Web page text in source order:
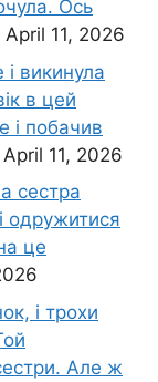
Ось
April 11, 2026
викинула
в цей
і побачив
April 11, 2026
сестра
одружитися
це
і трохи
Але ж